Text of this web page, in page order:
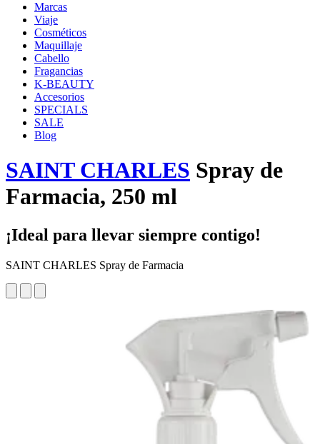
Marcas
Viaje
Cosméticos
Maquillaje
Cabello
Fragancias
K-BEAUTY
Accesorios
SPECIALS
SALE
Blog
SAINT CHARLES Spray de
Farmacia, 250 ml
¡Ideal para llevar siempre contigo!
SAINT CHARLES Spray de Farmacia